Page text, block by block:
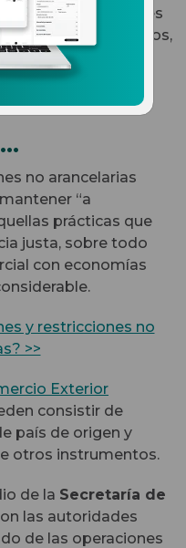
y restricciones
los permisos previos,
y las cuotas
que aquí
no arancelarias
“a
prácticas que
justa, sobre todo
con economías
y restricciones no
>>
Exterior
consistir de
país de origen y
otros instrumentos.
de la Secretaría de
las autoridades
de las operaciones